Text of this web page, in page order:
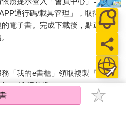
通行碼/載具管理」，取得通行
電子書。完成下載後，點選任一
「我的e書櫃」領取複製『兌換
進行兌換。
購買的電子書僅能以金石堂專屬